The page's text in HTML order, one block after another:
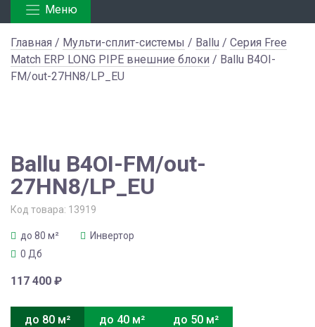
Меню
Главная / Мульти-сплит-системы / Ballu / Серия Free
Match ERP LONG PIPE внешние блоки / Ballu B4OI-
FM/out-27HN8/LP_EU
Ballu B4OI-FM/out-
27HN8/LP_EU
Код товара: 13919
до 80 м²
Инвертор
0 Дб
117 400 ₽
до 80 м² до 40 м² до 50 м²